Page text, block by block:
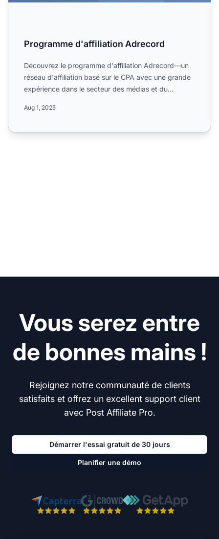
Programme d'affiliation Adrecord
Découvrez le programme d'affiliation Adrecord—un
réseau d'affiliation basé sur le CPA avec une grande
expérience dans le secteur des médias et du
Aug 1, 2025
Vous serez entre
de bonnes mains !
Rejoignez notre communauté de clients
satisfaits et offrez un excellent support client
avec Post Affiliate Pro.
Démarrer l'essai gratuit de 30 jours
Planifier une démo